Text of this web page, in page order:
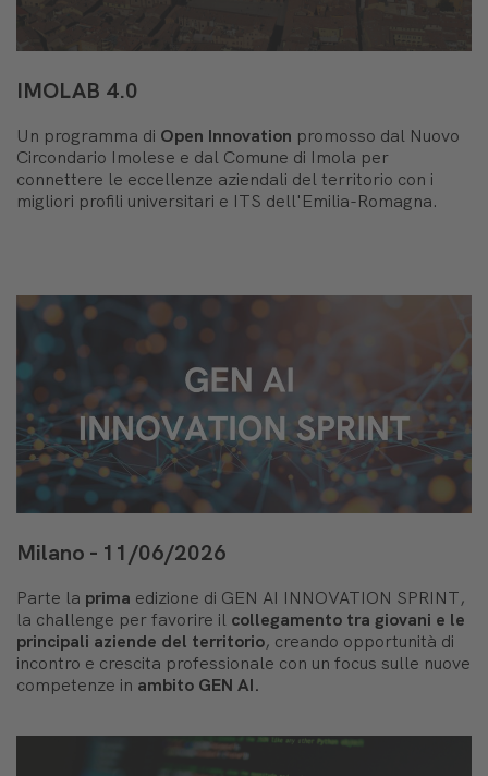
IMOLAB 4.0
Un programma di Open Innovation promosso dal Nuovo
Circondario Imolese e dal Comune di Imola per
connettere le eccellenze aziendali del territorio con i
migliori profili universitari e ITS dell'Emilia-Romagna.
Milano - 11/06/2026
Parte la prima edizione di GEN AI INNOVATION SPRINT,
la challenge per favorire il collegamento tra giovani e le
principali aziende del territorio, creando opportunità di
incontro e crescita professionale con un focus sulle nuove
competenze in ambito GEN AI.